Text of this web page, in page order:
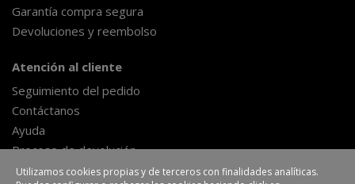
Garantía compra segura
Devoluciones y reembolso
Atención al cliente
Seguimiento del pedido
Contáctanos
Ayuda
Proceso de devolución
Formulario de desestimiento
Utilizamos cookies propias y de terceros con finalidades analíticas.